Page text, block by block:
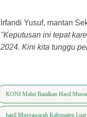
Irfandi Yusuf, mantan
"Keputusan ini tepat
2024. Kini kita tunggu
KONI Malut Batalkan Hasil
hasil Musyawarah Kabupaten